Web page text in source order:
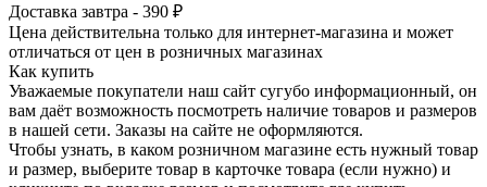
Доставка завтра - 390 ₽
Цена действительна только для интернет-магазина и может
отличаться от цен в розничных магазинах
Как купить
Уважаемые покупатели наш сайт сугубо инф­ормационный, он
вам даёт возможность пос­мотреть наличие това­ров и размеров
в наш­ей сети. Заказы на сайте не оформляются.
Чтобы узнать, в каком розничном магазине есть нужный товар
и размер, выберите то­вар в карточке товара (если нужно) и